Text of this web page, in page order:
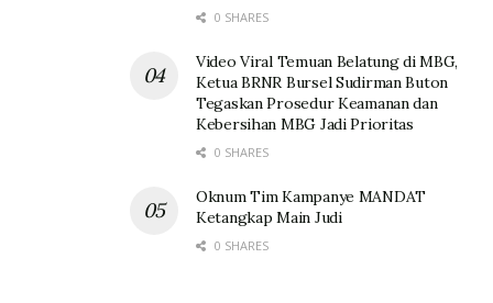
0 SHARES
Video Viral Temuan Belatung di MBG,
Ketua BRNR Bursel Sudirman Buton
Tegaskan Prosedur Keamanan dan
Kebersihan MBG Jadi Prioritas
0 SHARES
Oknum Tim Kampanye MANDAT
Ketangkap Main Judi
0 SHARES